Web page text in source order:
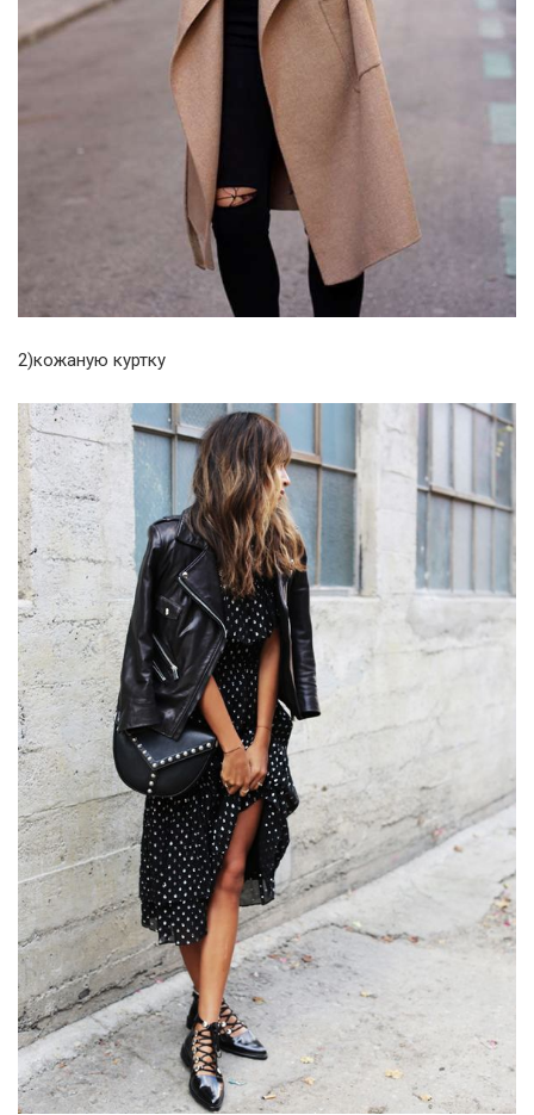
2)кожаную куртку